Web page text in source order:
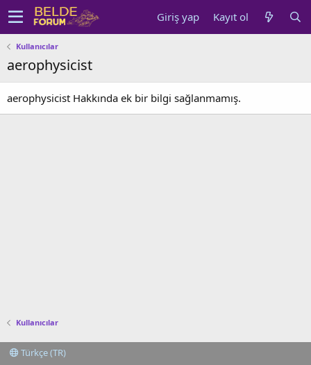
Giriş yap Kayıt ol
Kullanıcılar
aerophysicist
aerophysicist Hakkında ek bir bilgi sağlanmamış.
Kullanıcılar
Türkçe (TR)